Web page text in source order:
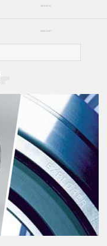
2024-03-15
2020-11-07